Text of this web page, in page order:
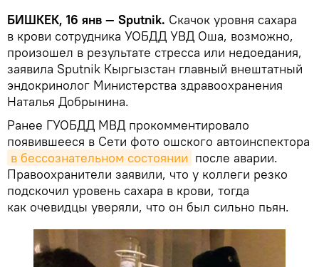
БИШКЕК, 16 янв — Sputnik. Скачок уровня сахара
в крови сотрудника УОБДД УВД Оша, возможно,
произошел в результате стресса или недоедания,
заявила Sputnik Кыргызстан главный внештатный
эндокринолог Министерства здравоохранения
Наталья Добрынина.
Ранее ГУОБДД МВД прокомментировало
появившееся в Сети фото ошского автоинспектора
в бессознательном состоянии после аварии.
Правоохранители заявили, что у коллеги резко
подскочил уровень сахара в крови, тогда
как очевидцы уверяли, что он был сильно пьян.